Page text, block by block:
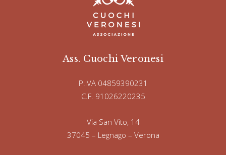
Ass. Cuochi Veronesi
P.IVA 04859390231
C.F. 91026220235
Via San Vito, 14
37045 – Legnago – Verona